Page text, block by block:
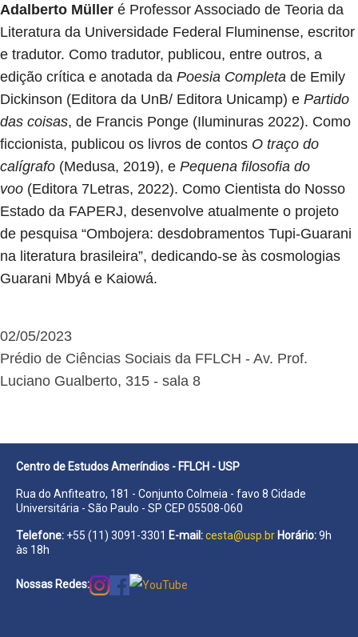
Adalberto Müller é Professor Associado de Teoria da
Literatura da Universidade Federal Fluminense, escritor
e tradutor. Como tradutor, publicou, entre outros, a
edição crítica e anotada da Poesia Completa de Emily
Dickinson (Editora da UnB/ Editora Unicamp) e Partido
das coisas, de Francis Ponge (Iluminuras 2022). Como
ficcionista, publicou os livros de contos O traço do
calígrafo (Medusa, 2019), e Pequena filosofia do
voo (Editora 7Letras, 2022). Como Cientista do Nosso
Estado da FAPERJ, desenvolve atualmente o projeto
de pesquisa “Ombojera: desdobramentos Tupi-Guarani
na literatura brasileira”, dedicando-se às cosmologias
Guarani Mbyá e Kaiowá.
02/05/2023
Prédio de Ciências Sociais da FFLCH - Av. Prof.
Luciano Gualberto, 315 - sala 8
Centro de Estudos Ameríndios - FFLCH - USP
Rua do Anfiteatro, 181 - Conjunto Colmeia - favo 8 Cidade
Universitária - São Paulo - SP CEP 05508-060
Telefone: +55 (11) 3091-3301 E-mail:cesta@usp.br Horário:9h
às 18h
Nossas Redes: